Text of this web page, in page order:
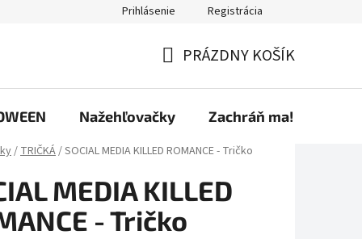
Predávané značky Ako nakupovať
Prihlásenie Registrácia
KOŠÍK
PRÁZDNY KOŠÍK
Nažehľovačky Zachráň ma!
/TRIČKÁ/SOCIAL MEDIA KILLED ROMANCE - Tričko
MEDIA KILLED
- Tričko